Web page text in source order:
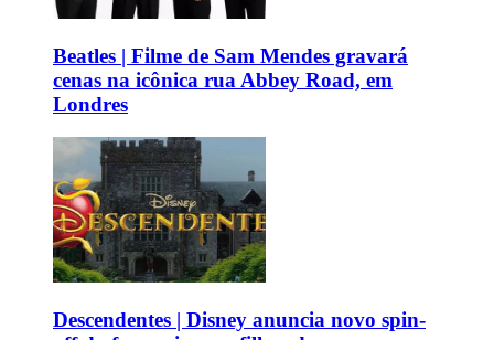
Beatles | Filme de Sam Mendes gravará
cenas na icônica rua Abbey Road, em
Londres
Descendentes | Disney anuncia novo spin-